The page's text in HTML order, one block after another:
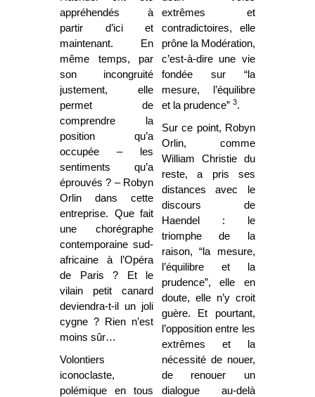
appréhendés à
partir d’ici et
maintenant. En
même temps, par
son incongruité
justement, elle
permet de
comprendre la
position qu’a
occupée – les
sentiments qu’a
éprouvés ? – Robyn
Orlin dans cette
entreprise. Que fait
une chorégraphe
contemporaine sud-
africaine à l’Opéra
de Paris ? Et le
vilain petit canard
deviendra-t-il un joli
cygne ? Rien n’est
moins sûr…
Volontiers
iconoclaste,
polémique en tous
extrêmes et
contradictoires, elle
prône la Modération,
c’est-à-dire une vie
fondée sur “la
mesure, l’équilibre
et la prudence” 3.
Sur ce point, Robyn
Orlin, comme
William Christie du
reste, a pris ses
distances avec le
discours de
Haendel : le
triomphe de la
raison, “la mesure,
l’équilibre et la
prudence”, elle en
doute, elle n’y croit
guère. Et pourtant,
l’opposition entre les
extrêmes et la
nécessité de nouer,
de renouer un
dialogue au-delà